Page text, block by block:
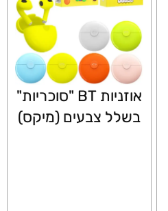
אוזניות BT "סוכריות"
בשלל צבעים (מיקס)